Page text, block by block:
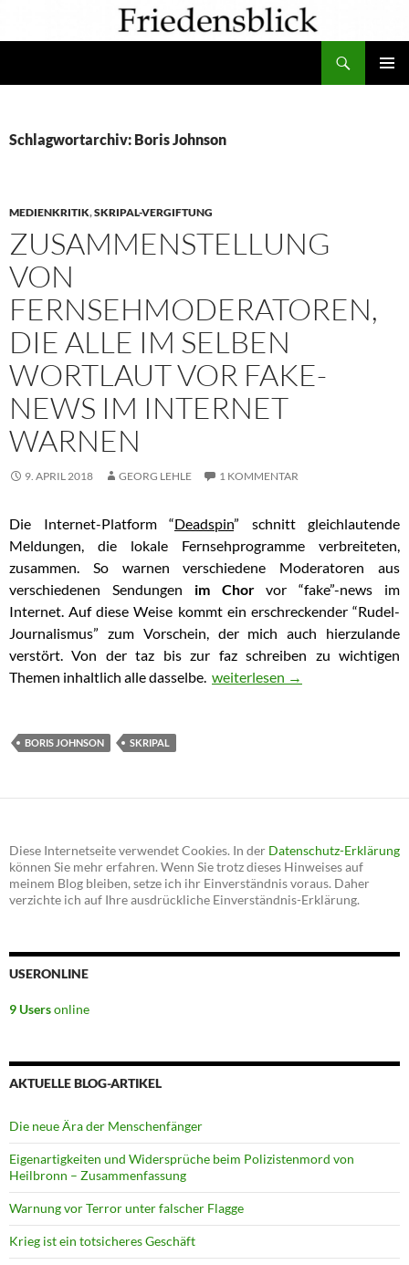
Schlagwortarchiv: Boris Johnson
MEDIENKRITIK,SKRIPAL-VERGIFTUNG
ZUSAMMENSTELLUNG
VON
FERNSEHMODERATOREN,
DIE ALLE IM SELBEN
WORTLAUT VOR FAKE-
NEWS IM INTERNET
WARNEN
9. APRIL 2018 GEORG LEHLE 1 KOMMENTAR
Die Internet-Platform “Deadspin” schnitt gleichlautende
Meldungen, die lokale Fernsehprogramme verbreiteten,
zusammen. So warnen verschiedene Moderatoren aus
verschiedenen Sendungen im Chorvor “fake”-news im
Internet. Auf diese Weise kommt ein erschreckender “Rudel-
Journalismus” zum Vorschein, der mich auch hierzulande
verstört. Von der taz bis zur faz schreiben zu wichtigen
Themen inhaltlich alle dasselbe. Zusammenstellung von
weiterlesen →
BORIS JOHNSON SKRIPAL
Diese Internetseite verwendet Cookies. In der Datenschutz-Erklärung
können Sie mehr erfahren. Wenn Sie trotz dieses Hinweises auf
meinem Blog bleiben, setze ich ihr Einverständnis voraus. Daher
verzichte ich auf Ihre ausdrückliche Einverständnis-Erklärung.
USERONLINE
9 Usersonline
AKTUELLE BLOG-ARTIKEL
Die neue Ära der Menschenfänger
Eigenartigkeiten und Widersprüche beim Polizistenmord von
Heilbronn – Zusammenfassung
Warnung vor Terror unter falscher Flagge
Krieg ist ein totsicheres Geschäft